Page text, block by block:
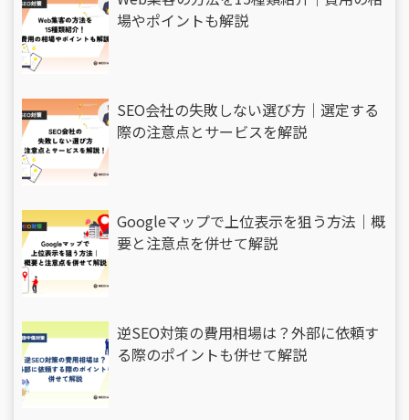
場やポイントも解説
SEO会社の失敗しない選び方｜選定する
際の注意点とサービスを解説
Googleマップで上位表示を狙う方法｜概
要と注意点を併せて解説
逆SEO対策の費用相場は？外部に依頼す
る際のポイントも併せて解説